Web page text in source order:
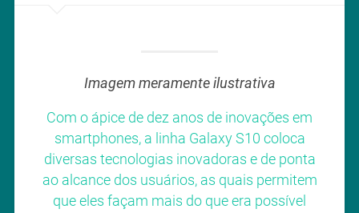
Imagem meramente ilustrativa
Com o ápice de dez anos de inovações em
smartphones, a linha Galaxy S10 coloca
diversas tecnologias inovadoras e de ponta
ao alcance dos usuários, as quais permitem
que eles façam mais do que era possível